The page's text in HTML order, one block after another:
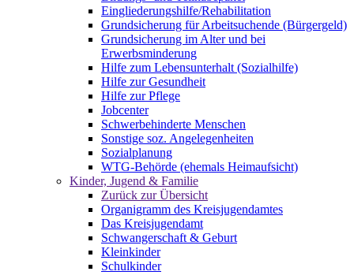
Eingliederungshilfe/Rehabilitation
Grundsicherung für Arbeitsuchende (Bürgergeld)
Grundsicherung im Alter und bei
Erwerbsminderung
Hilfe zum Lebensunterhalt (Sozialhilfe)
Hilfe zur Gesundheit
Hilfe zur Pflege
Jobcenter
Schwerbehinderte Menschen
Sonstige soz. Angelegenheiten
Sozialplanung
WTG-Behörde (ehemals Heimaufsicht)
Kinder, Jugend & Familie
Zurück zur Übersicht
Organigramm des Kreisjugendamtes
Das Kreisjugendamt
Schwangerschaft & Geburt
Kleinkinder
Schulkinder